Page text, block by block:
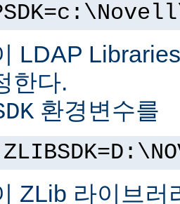
LDAP
한다.
환경변수를
ZLib 라이브러